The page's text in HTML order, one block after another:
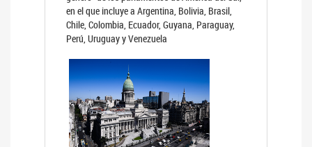
en el que incluye a Argentina, Bolivia, Brasil,
Chile, Colombia, Ecuador, Guyana, Paraguay,
Perú, Uruguay y Venezuela